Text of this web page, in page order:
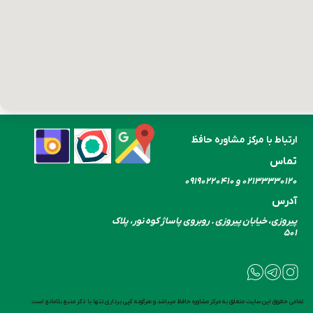
تمامی حقوق این سایت متعلق به مرکز مشاوره حافظ میباشد و هرگونه کپی برداری تنها با ذکر منبع بلامانع است.
تماس
۰۲۱۳۳۳۳۰​​​​​​​۱۲۰ و ۰۹۱۹۰۲۲۰۴۱۰
آدرس
پیروزی، خیابان پیروزی . روبروی پاساژ کوه نور، پلاک
۵۰۱
ارتباط با مرکز مشاوره حافظ